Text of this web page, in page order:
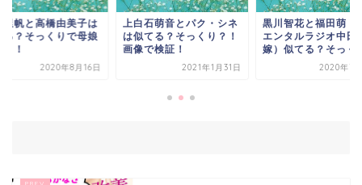
里帆と高橋由美子は
る？そっくりで母娘
！
2020年8月16日
上白石萌音とパク・シネ
は似てる？そっくり？！
画像で検証！
2021年1月31日
黒川智花と福田萌（
エンタルラジオ中田
嫁）似てる？そっく
2020年7